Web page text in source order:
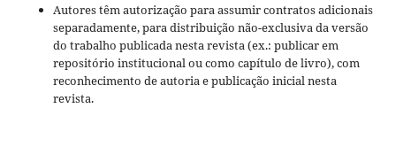
Autores têm autorização para assumir contratos adicionais
separadamente, para distribuição não-exclusiva da versão
do trabalho publicada nesta revista (ex.: publicar em
repositório institucional ou como capítulo de livro), com
reconhecimento de autoria e publicação inicial nesta
revista.